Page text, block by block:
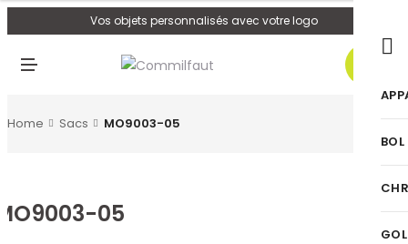
Vos objets personnalisés avec votre logo
U
0
Home Sacs MO9003-05
05
BOL